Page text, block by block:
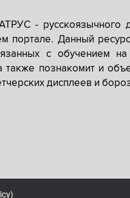
-
портале. Данный
с обучением
познакомит и
дисплеев и
)